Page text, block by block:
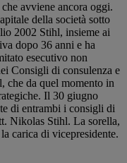
avviene ancora oggi.
della società sotto
2002 Stihl, insieme ai
dopo 36 anni e ha
esecutivo non
Consigli di consulenza e
che da quel momento in
Il 30 giugno
di entrambi i consigli di
Nikolas Stihl. La sorella,
carica di vicepresidente.